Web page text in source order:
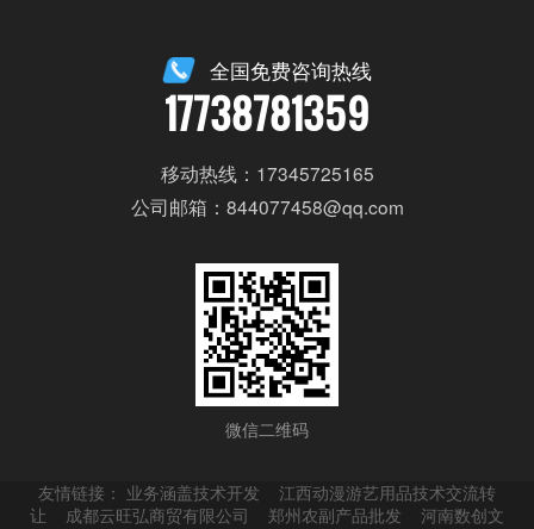
全国免费咨询热线
17738781359
移动热线：17345725165
公司邮箱：844077458@qq.com
微信二维码
友情链接： 业务涵盖技术开发
江西动漫游艺用品技术交流转
让
成都云旺弘商贸有限公司 郑州农副产品批发
河南数创文